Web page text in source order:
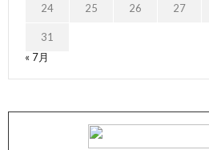
24 25 26 27
31
« 7月